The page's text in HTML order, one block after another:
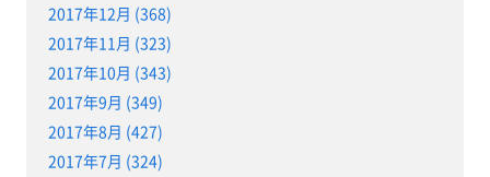
2017年12月 (368)
2017年11月 (323)
2017年10月 (343)
2017年9月 (349)
2017年8月 (427)
2017年7月 (324)